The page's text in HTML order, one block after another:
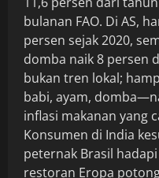
bulanan FAO. Di AS,
persen sejak 2020,
domba naik 8 persen
bukan tren lokal;
babi, ayam,
inflasi makanan yang
Konsumen di India
peternak Brasil
restoran Eropa